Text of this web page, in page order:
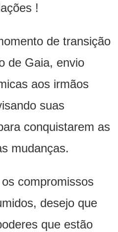
!
de transição
de Gaia, envio
aos irmãos
suas
conquistarem as
mudanças.
compromissos
desejo que
que estão